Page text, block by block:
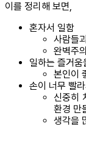
이를 정리해 보면,
혼자서 일함
사람들
완벽주
일하는 즐거
본인이
손이 너무 빨
신중히
환경 만
생각을